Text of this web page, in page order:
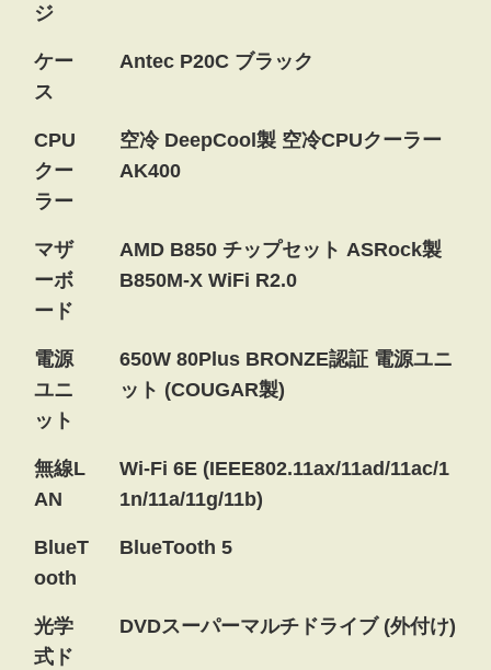
ジ
ケー
ス
Antec P20C ブラック
CPU
クー
ラー
空冷 DeepCool製 空冷CPUクーラー
AK400
マザ
ーボ
ード
AMD B850 チップセット ASRock製
B850M-X WiFi R2.0
電源
ユニ
ット
650W 80Plus BRONZE認証 電源ユニ
ット (COUGAR製)
無線L
AN
Wi-Fi 6E (IEEE802.11ax/11ad/11ac/1
1n/11a/11g/11b)
BlueT
ooth
BlueTooth 5
光学
式ド
DVDスーパーマルチドライブ (外付け)